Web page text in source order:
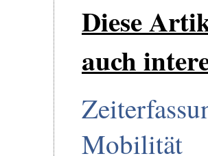
Diese
auch
Mobilität